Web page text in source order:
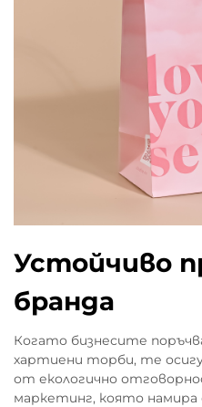
Устойчиво
бранда
Когато бизнесите
хартиени торби, те
от екологично
маркетинг, която намира